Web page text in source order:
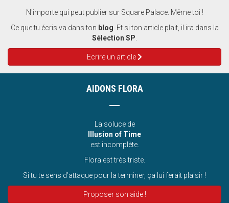
N'importe qui peut publier sur Square Palace. Même toi !
Ce que tu écris va dans ton blog . Et si ton article plait, il ira dans la
Sélection SP
Ecrire un article
AIDONS FLORA
La soluce de
Illusion of Time
est incomplète.
Flora est très triste.
Si tu te sens d’attaque pour la terminer, ça lui ferait plaisir !
Proposer son aide !